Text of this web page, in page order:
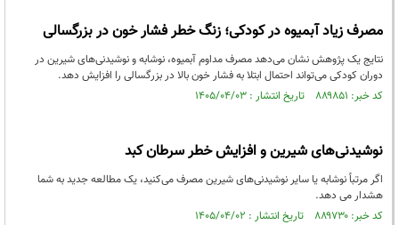
مصرف زیاد آبمیوه در کودکی؛ زنگ خطر فشار خون در بزرگسالی
نتایج یک پژوهش نشان می‌دهد مصرف مداوم آبمیوه، نوشابه و نوشیدنی‌های شیرین در
دوران کودکی می‌تواند احتمال ابتلا به فشار خون بالا در بزرگسالی را افزایش دهد.
کد خبر: ۸۸۹۸۵۱ تاریخ انتشار : ۱۴۰۵/۰۴/۰۳
نوشیدنی‌های شیرین و افزایش خطر سرطان کبد
اگر مرتباً نوشابه یا سایر نوشیدنی‌های شیرین مصرف می‌کنید، یک مطالعه جدید به شما
هشدار می دهد.
کد خبر: ۸۸۹۷۳۰ تاریخ انتشار : ۱۴۰۵/۰۴/۰۲